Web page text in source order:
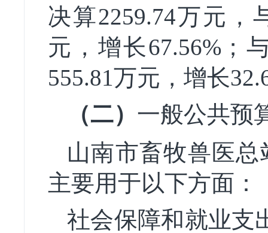
决算2259.74万元，
元，增长67.56%；
555.81万元，增长
（二） 一般公共预
山南市畜牧兽医
主要用于以下方面：
社会保障和就业支